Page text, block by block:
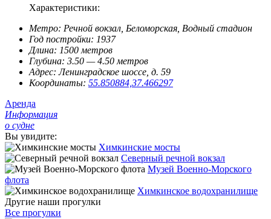
Характеристики:
Метро: Речной вокзал, Беломорская, Водный стадион
Год постройки: 1937
Длина: 1500 метров
Глубина: 3.50 — 4.50 метров
Адрес:Ленинградское шоссе, д. 59
Координаты: 55.850884,37.466297
Аренда
Информация
о судне
Вы увидите:
Химкинские мосты
Северный речной вокзал
Музей Военно-Морского
флота
Химкинское водохранилище
Другие наши прогулки
Все прогулки